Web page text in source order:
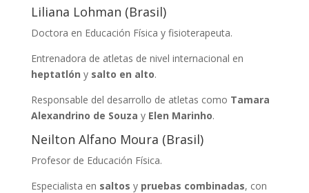
Liliana Lohman (Brasil)
Doctora en Educación Física y fisioterapeuta.
Entrenadora de atletas de nivel internacional en
heptatlón y salto en alto.
Responsable del desarrollo de atletas como Tamara
Alexandrino de Souza y Elen Marinho.
Neilton Alfano Moura (Brasil)
Profesor de Educación Física.
Especialista en saltos y pruebas combinadas, con